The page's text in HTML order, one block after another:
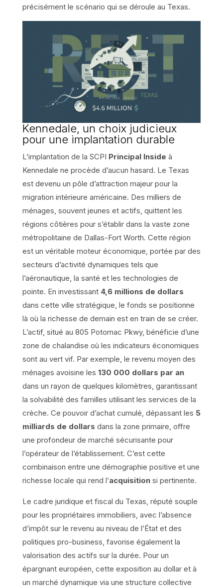
précisément le scénario qui se déroule au Texas.
Kennedale, un choix judicieux
pour une implantation durable
L’implantation de la SCPI Principal Inside à
Kennedale ne procède d’aucun hasard. Le Texas
est devenu un pôle d’attraction majeur pour la
migration intérieure américaine. Des milliers de
ménages, souvent jeunes et actifs, quittent les
régions côtières pour s’établir dans la vaste zone
métropolitaine de Dallas-Fort Worth. Cette région
est un véritable moteur économique, portée par des
secteurs d’activité dynamiques tels que
l’aéronautique, la santé et les technologies de
pointe. En investissant 4,6 millions de dollars
dans cette ville stratégique, le fonds se positionne
là où la richesse de demain est en train de se créer.
L’actif, situé au 805 Potomac Pkwy, bénéficie d’une
zone de chalandise où les indicateurs économiques
sont au vert vif. Par exemple, le revenu moyen des
ménages avoisine les 130 000 dollars par an
dans un rayon de quelques kilomètres, garantissant
la solvabilité des familles utilisant les services de la
crèche. Ce pouvoir d’achat cumulé, dépassant les 5
milliards de dollars dans la zone primaire, offre
une profondeur de marché sécurisante pour
l’opérateur de l’établissement. C’est cette
combinaison entre une démographie positive et une
richesse locale qui rend l’acquisitionsi pertinente.
Le cadre juridique et fiscal du Texas, réputé souple
pour les propriétaires immobiliers, avec l’absence
d’impôt sur le revenu au niveau de l’État et des
politiques pro-business, favorise également la
valorisation des actifs sur la durée. Pour un
épargnant européen, cette exposition au dollar et à
un marché dynamique via une structure collective